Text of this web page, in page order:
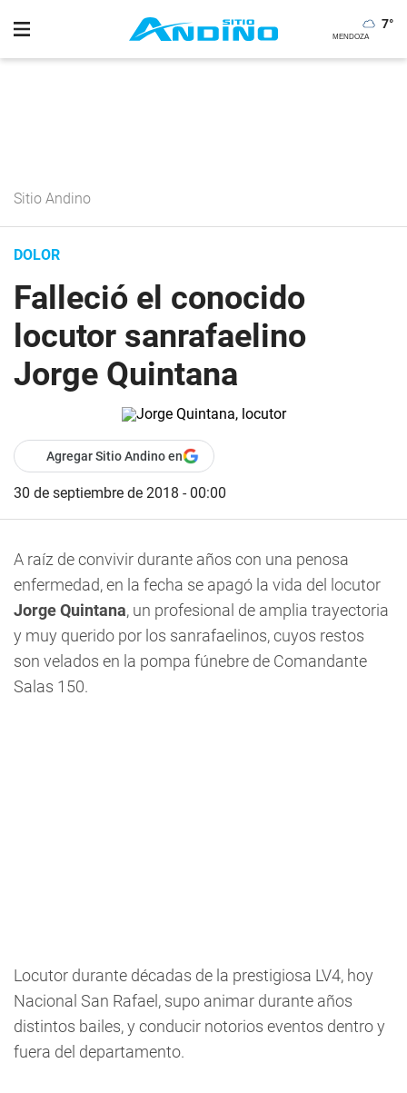
7°
Sitio Andino
DOLOR
Falleció el conocido
locutor sanrafaelino
Jorge Quintana
Agregar Sitio Andino en
30 de septiembre de 2018 - 00:00
A raíz de convivir durante años con una penosa
enfermedad, en la fecha se apagó la vida del locutor
Jorge Quintana, un profesional de amplia trayectoria
y muy querido por los sanrafaelinos, cuyos restos
son velados en la pompa fúnebre de Comandante
Salas 150.
Locutor durante décadas de la prestigiosa LV4, hoy
Nacional San Rafael, supo animar durante años
distintos bailes, y conducir notorios eventos dentro y
fuera del departamento.